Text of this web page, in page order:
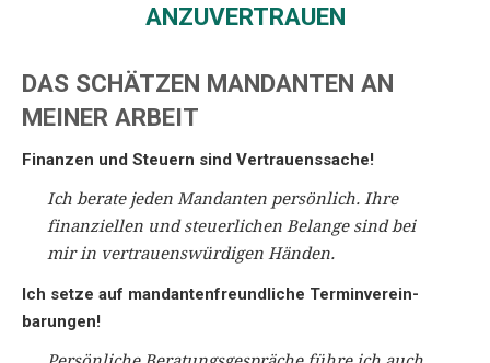
ANZUVERTRAUEN
DAS SCHÄTZEN MANDANTEN AN
MEINER ARBEIT
Finanzen und Steuern sind Vertrauens­sache!
Ich berate jeden Mandanten persön­lich. Ihre
finan­­ziellen und steuer­­lichen Belange sind bei
mir in ver­trauens­­würdigen Händen.
Ich setze auf mandanten­freund­liche Termin­verein­
barungen!